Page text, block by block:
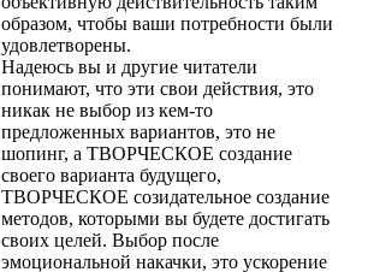
образом, чтобы ваши потребности были
удовлетворены.
Надеюсь вы и другие читатели
понимают, что эти свои действия, это
никак не выбор из кем-то
предложенных вариантов, это не
шопинг, а ТВОРЧЕСКОЕ создание
своего варианта будущего,
ТВОРЧЕСКОЕ созидательное создание
методов, которыми вы будете достигать
своих целей. Выбор после
эмоциональной накачки, это ускорение